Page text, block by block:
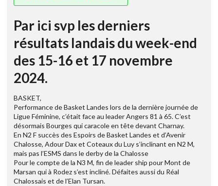
Par ici svp les derniers
résultats landais du week-end
des 15-16 et 17 novembre
2024.
BASKET,
Performance de Basket Landes lors de la dernière journée de
Ligue Féminine, c’était face au leader Angers 81 à 65. C’est
désormais Bourges qui caracole en tête devant Charnay.
En N2 F succès des Espoirs de Basket Landes et d’Avenir
Chalosse, Adour Dax et Coteaux du Luy s’inclinant en N2 M,
mais pas l’ESMS dans le derby de la Chalosse
Pour le compte de la N3 M, fin de leader ship pour Mont de
Marsan qui à Rodez s’est incliné. Défaites aussi du Réal
Chalossais et de l’Elan Tursan.